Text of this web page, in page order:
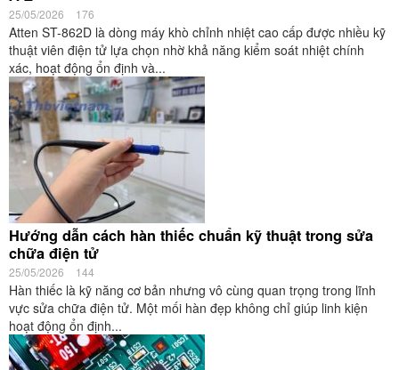
25/05/2026 176
Atten ST-862D là dòng máy khò chỉnh nhiệt cao cấp được nhiều kỹ
thuật viên điện tử lựa chọn nhờ khả năng kiểm soát nhiệt chính
xác, hoạt động ổn định và...
Hướng dẫn cách hàn thiếc chuẩn kỹ thuật trong sửa
chữa điện tử
25/05/2026 144
Hàn thiếc là kỹ năng cơ bản nhưng vô cùng quan trọng trong lĩnh
vực sửa chữa điện tử. Một mối hàn đẹp không chỉ giúp linh kiện
hoạt động ổn định...